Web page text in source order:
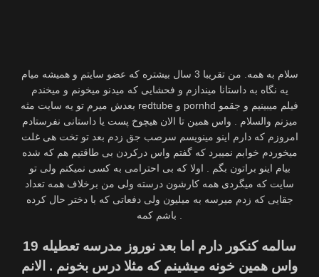
سلام به همه. من تقریبا 3 سال بیشتره که عضو سایتم و همیشه میام
یه نگاه به داستانا میندازم و فحشایی که میدنو میخونم و میخندم
بعدش میرم تو یه سایت مثه redtube و pornhd فیلم میبینیم و جقمو
میزنم والسلام . واس همین تا الان هیچوخ پست یا داستانی نفرستادم
امروزم که دارم اینو مینویسم سرصب جق زدم بعد تو تخت هی غلت
میخوردم خوابم نمیبرد که گفتم واس درکردن بی طاقتیم هم که شده
بیام اینو براتون بگم . اولا که بی احترامی به کسی نمیکنم ولی تو
سایت که میگردی همه کارشون درسته ولی من برخلاف همه تعداد
جقایی که زدم میرسه به میلیون ولی دفعاتی که با دختر حال کرده
19 سالمه کنکور دارم اما بعد نوروز مدرسه تعطیله
واس همین خونه میشینم که مثلا درس بخونم . الانم